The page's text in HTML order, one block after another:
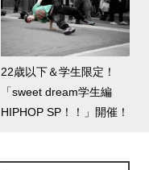
22歳以下＆学生限定！
「sweet dream学生編
HIPHOP SP！！」開催！